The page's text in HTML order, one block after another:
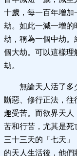
十歲，每一百年增加
劫。如此一減一增的
劫，稱為一個中劫。
個大劫。可以這樣理
劫。
無論天人活了多
斷惡、修行正法，
趣受苦。而欲界天
苦和行苦，尤其是死
三十三天的「七天」
的天人生活後，他